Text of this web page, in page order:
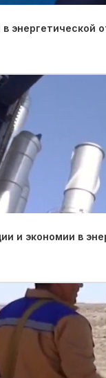
энергетической
и экономии в